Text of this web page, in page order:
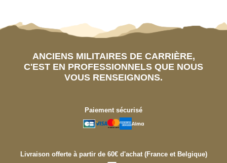
ANCIENS MILITAIRES DE CARRIÈRE,
C'EST EN PROFESSIONNELS QUE NOUS
VOUS RENSEIGNONS.
Paiement sécurisé
Livraison offerte à partir de 60€ d'achat (France et Belgique)